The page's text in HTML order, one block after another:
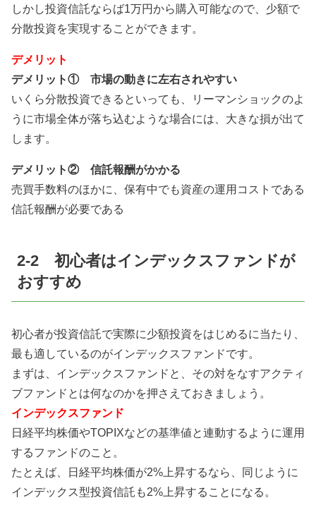
しかし投資信託ならば1万円から購入可能なので、少額で
分散投資を実現することができます。
デメリット
デメリット① 市場の動きに左右されやすい
いくら分散投資できるといっても、リーマンショックのよ
うに市場全体が落ち込むような場合には、大きな損が出て
します。
デメリット② 信託報酬がかかる
売買手数料のほかに、保有中でも資産の運用コストである
信託報酬が必要である
2-2 初心者はインデックスファンドが
おすすめ
初心者が投資信託で実際に少額投資をはじめるに当たり、
最も適しているのがインデックスファンドです。
まずは、インデックスファンドと、その対をなすアクティ
ブファンドとは何なのかを押さえておきましょう。
インデックスファンド
日経平均株価やTOPIXなどの基準値と連動するように運用
するファンドのこと。
たとえば、日経平均株価が2%上昇するなら、同じように
インデックス型投資信託も2%上昇することになる。